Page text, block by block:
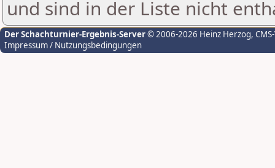
und sind in der Liste nicht
Der Schachturnier-Ergebnis-Server© 2006-2026 Heinz Herzog,
Impressum / Nutzungsbedingungen